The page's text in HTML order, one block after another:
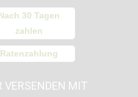
30 Tagen
zahlen
Ratenzahlung
VERSENDEN MIT